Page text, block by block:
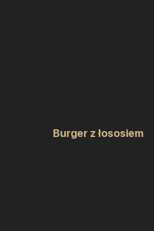
Burger z łososiem